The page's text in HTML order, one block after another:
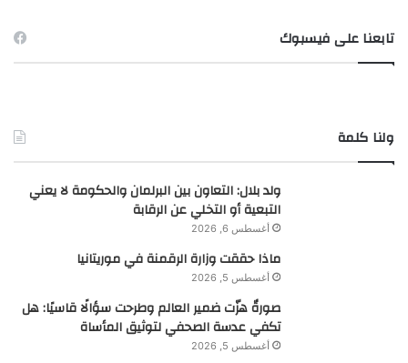
تابعنا على فيسبوك
ولنا كلمة
ولد بلال: التعاون بين البرلمان والحكومة لا يعني
التبعية أو التخلي عن الرقابة
أغسطس 6, 2026
ماذا حققت وزارة الرقمنة في موريتانيا
أغسطس 5, 2026
صورةٌ هزّت ضمير العالم وطرحت سؤالًا قاسيًا: هل
تكفي عدسة الصحفي لتوثيق المأساة
أغسطس 5, 2026